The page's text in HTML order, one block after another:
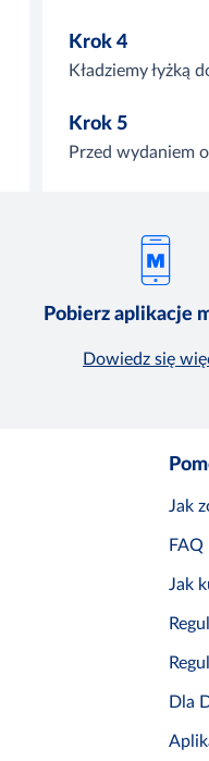
Krok 4
Kładziemy
Krok 5
Przed wydaniem
Pobierz aplikacje
Dowiedz się
Jak
FAQ
Jak
Dla